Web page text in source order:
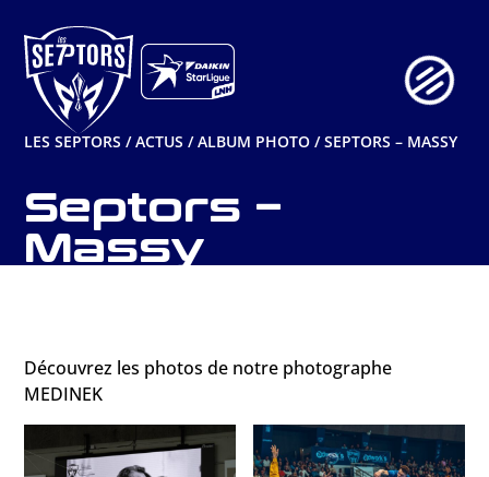
contenu
LES SEPTORS /ACTUS /ALBUM PHOTO /SEPTORS – MASSY
Septors –
Massy
Découvrez les photos de notre photographe
MEDINEK